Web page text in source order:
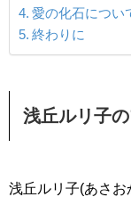
愛の化石につい
終わりに
浅丘ルリ子
浅丘ルリ子(あさお